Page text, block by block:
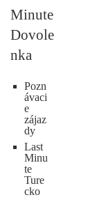
Minute
Dovole
nka
Pozn
ávaci
e
zájaz
dy
Last
Minu
te
Ture
cko